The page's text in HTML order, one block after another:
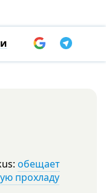
обещает
прохладу